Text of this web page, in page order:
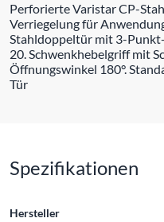
Perforierte Varistar CP-
Verriegelung für
Stahldoppeltür mit 3-
20. Schwenkhebelgriff mit
Öffnungswinkel 180°.
Tür
Spezifikationen
Hersteller